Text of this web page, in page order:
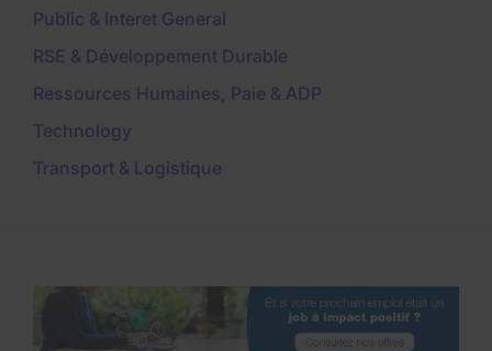
Public & Interet General
RSE & Développement Durable
Ressources Humaines, Paie & ADP
Technology
Transport & Logistique